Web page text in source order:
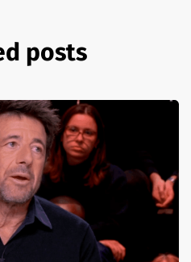
posts